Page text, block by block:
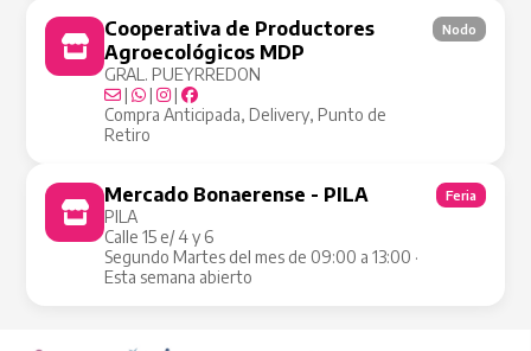
Cooperativa de Productores
Agroecológicos MDP
GRAL. PUEYRREDON
|
|
|
Compra Anticipada, Delivery, Punto de
Retiro
Nodo
Mercado Bonaerense - PILA
PILA
Calle 15 e/ 4 y 6
Segundo Martes del mes de 09:00 a 13:00 ·
Esta semana abierto
Feria